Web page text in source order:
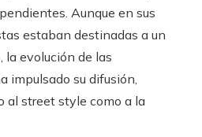
Aunque en sus
estaban destinadas a un
la evolución de las
impulsado su difusión,
al street style como a la